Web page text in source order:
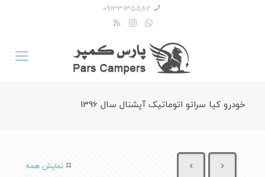
09133135582
خودرو کیا سراتو اتوماتیک آپشنال سال 1396
نمایش همه